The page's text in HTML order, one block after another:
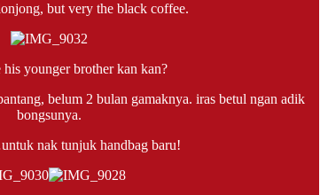
but very the black coffee.
younger brother kan kan?
belum 2 bulan gamaknya. iras betul ngan adik
bongsunya.
nak tunjuk handbag baru!